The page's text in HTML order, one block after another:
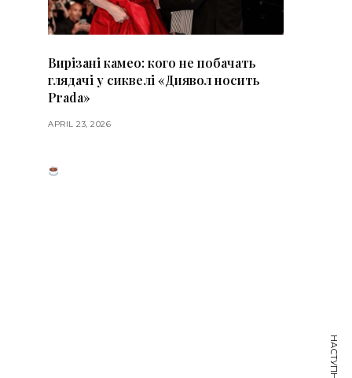
Вирізані камео: кого не побачать
глядачі у сиквелі «Диявол носить
Prada»
APRIL 23, 2026